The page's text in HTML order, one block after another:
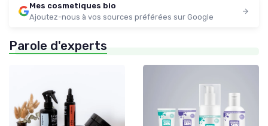
Mes cosmetiques bio
Ajoutez-nous à vos sources préférées sur Google
Parole d'experts